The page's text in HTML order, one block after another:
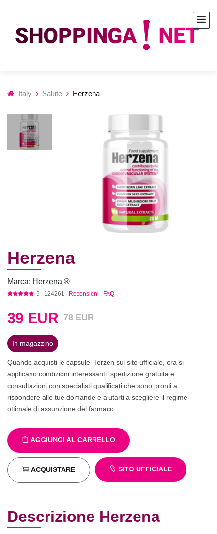
Italy Salute Herzena
Herzena
Marca: Herzena ®
5 124261 Recensioni FAQ
39 EUR 78 EUR
In magazzino
Quando acquisti le capsule Herzen sul sito ufficiale, ora si
applicano condizioni interessanti: spedizione gratuita e
consultazioni con specialisti qualificati che sono pronti a
rispondere alle tue domande e aiutarti a scegliere il regime
ottimale di assunzione del farmaco.
AGGIUNGI AL CARRELLO
ACQUISTARE SITO UFFICIALE
Descrizione Herzena